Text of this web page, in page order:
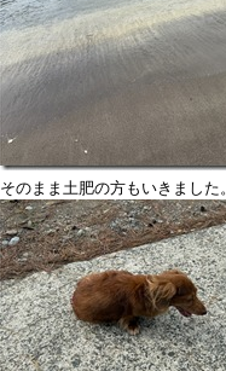
そのまま土肥の方もいきました。